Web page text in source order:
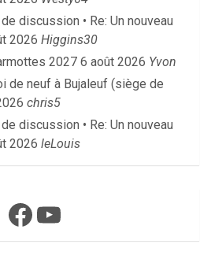
discussion • Re: Un nouveau
2026 Higgins30
2027 6 août 2026 Yvon
de neuf à Bujaleuf (siège de
chris5
discussion • Re: Un nouveau
2026 leLouis
Facebook
YouTube